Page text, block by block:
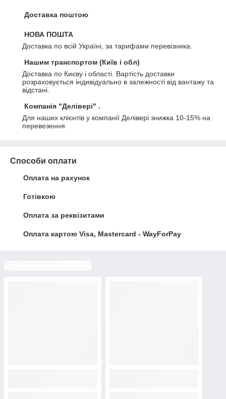
Доставка поштою
НОВА ПОШТА
Доставка по всій Україні, за тарифами перевізника.
Нашим транспортом (Київ і обл)
Доставка по Києву і області. Вартість доставки
розраховується індивідуально в залежності від вантажу та
відстані.
Компанія "Делівері" .
Для наших клієнтів у компанії Делівері знижка 10-15% на
перевезення
Способи оплати
Оплата на рахунок
Готівкою
Оплата за реквізитами
Оплата картою Visa, Mastercard - WayForPay